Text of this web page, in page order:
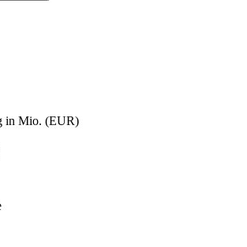
in Mio. (EUR)